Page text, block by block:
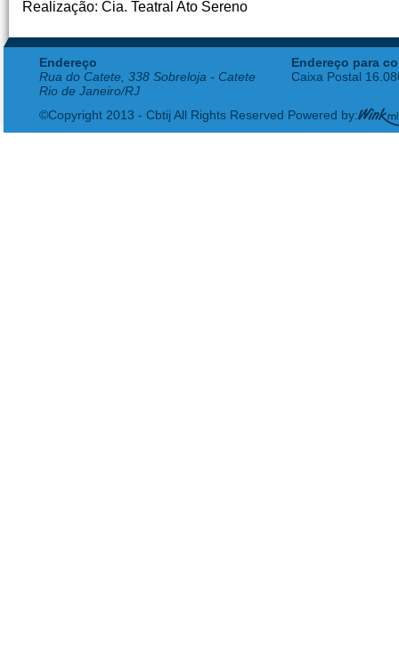
Realização: Cia. Teatral Ato Sereno
Endereço
Rua do Catete, 338 Sobreloja - Catete
Rio de Janeiro/RJ
Endereço para
Caixa Postal
©Copyright 2013 - Cbtij All Rights Reserved Powered by: